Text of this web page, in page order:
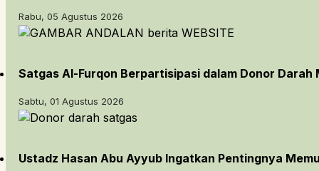
Rabu, 05 Agustus 2026
Satgas Al-Furqon Berpartisipasi dalam Donor Darah
Sabtu, 01 Agustus 2026
Ustadz Hasan Abu Ayyub Ingatkan Pentingnya